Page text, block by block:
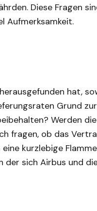
Diese Fragen
Aufmerksamkeit.
hat,
Grund
Werden
fragen, ob das
kurzlebige
der sich Airbus und